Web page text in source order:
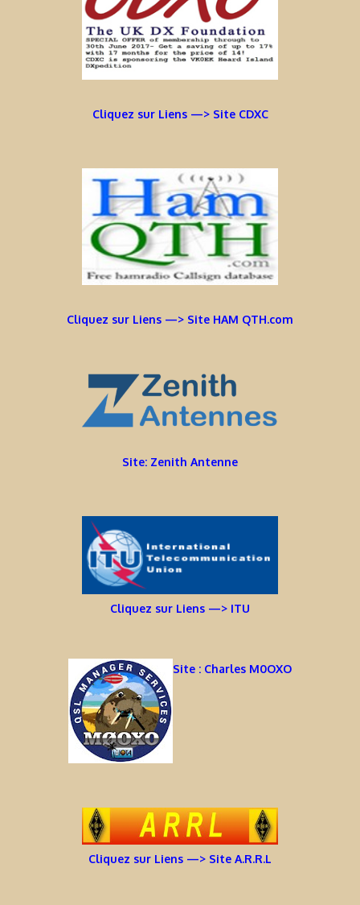
Cliquez sur Liens —> Site CDXC
Cliquez sur Liens —> Site HAM QTH.com
Site: Zenith Antenne
Cliquez sur Liens —> ITU
Site : Charles M0OXO
Cliquez sur Liens —> Site A.R.R.L